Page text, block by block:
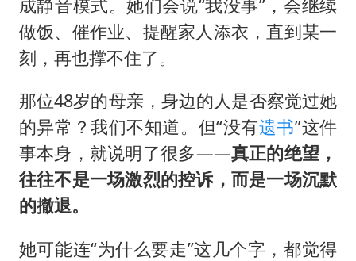
成静音模式。她们会说“我没事”，会继续
做饭、催作业、提醒家人添衣，直到某一
刻，再也撑不住了。
那位48岁的母亲，身边的人是否察觉过她
的异常？我们不知道。但“没有遗书”这件
事本身，就说明了很多——真正的绝望，
往往不是一场激烈的控诉，而是一场沉默
的撤退。
她可能连“为什么要走”这几个字，都觉得